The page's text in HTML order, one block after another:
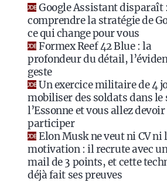
Google Assistant disparaît :
comprendre la stratégie de
ce qui change pour vous
Formex Reef 42 Blue : la
profondeur du détail,
geste
Un exercice militaire de 4
mobiliser des soldats dans le
l’Essonne et vous allez devoir
participer
Elon Musk ne veut ni CV ni
motivation : il recrute avec
mail de 3 points, et cette
déjà fait ses preuves